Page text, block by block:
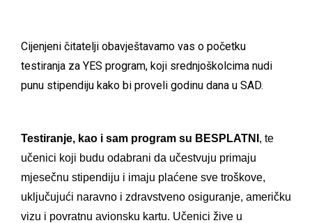
Cijenjeni čitatelji obavještavamo vas o početku
testiranja za YES program, koji srednjoškolcima nudi
punu stipendiju kako bi proveli godinu dana u SAD.
Testiranje, kao i sam program su BESPLATNI , te
učenici koji budu odabrani da učestvuju primaju
mjesečnu stipendiju i imaju plaćene sve troškove,
uključujući naravno i zdravstveno osiguranje, američku
vizu i povratnu avionsku kartu. Učenici žive u